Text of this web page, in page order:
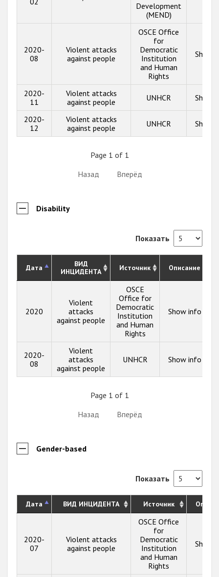
Development
(MEND)
2020-
08
Violent attacks
against people
OSCE Office
for
Democratic
Institution
and Human
Rights
Show
2020-
11
Violent attacks
against people
UNHCR Show
2020-
12
Violent attacks
against people
UNHCR Show
Page 1 of 1
Назад
Вперёд
Disability
Показать
Дата
ВИД
ИНЦИДЕНТА
Источник Описание
2020
Violent
attacks
against people
OSCE
Office for
Democratic
Institution
and Human
Rights
Show info
2020-
08
Violent
attacks
against people
UNHCR Show info
Page 1 of 1
Назад
Вперёд
Gender-based
Показать
Дата ВИД ИНЦИДЕНТА Источник
2020-
07
Violent attacks
against people
OSCE Office
for
Democratic
Institution
and Human
Rights
Show